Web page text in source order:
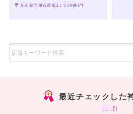
東京都立川市曙町2丁目39番3号
最近チェックした
history